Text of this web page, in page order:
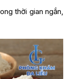
thời gian ngắn,